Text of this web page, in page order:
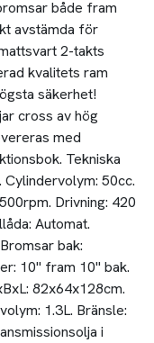
både fram
avstämda för
2-takts
kvalitets ram
säkerhet!
cross av hög
med
Tekniska
50cc.
Drivning: 420
Automat.
bak:
10" fram 10" bak.
82x64x128cm.
1.3L. Bränsle:
i